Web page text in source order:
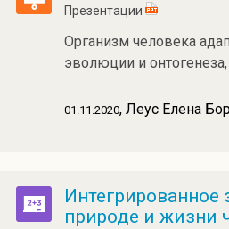
Презентации
Организм человека
эволюции и
01.11.2020, Леус Елена
природе и жизни